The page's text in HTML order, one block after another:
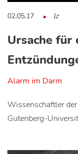
02.05.17 lz
Ursache für
Alarm im Darm
Wissenschaftler
Gutenberg-